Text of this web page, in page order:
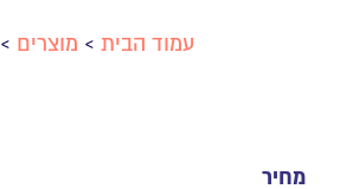
עמוד הבית > מוצרים >
מחיר